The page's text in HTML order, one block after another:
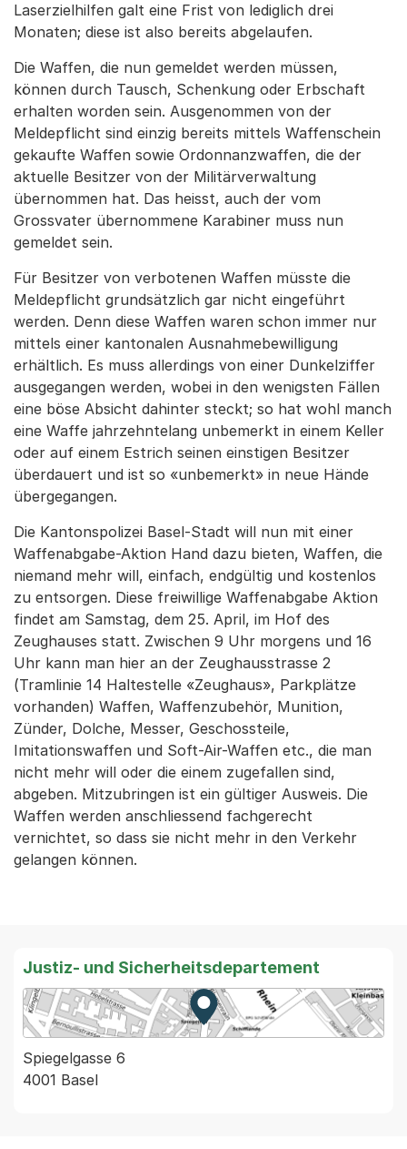
Laserzielhilfen galt eine Frist von lediglich drei
Monaten; diese ist also bereits abgelaufen.
Die Waffen, die nun gemeldet werden müssen,
können durch Tausch, Schenkung oder Erbschaft
erhalten worden sein. Ausgenommen von der
Meldepflicht sind einzig bereits mittels Waffenschein
gekaufte Waffen sowie Ordonnanzwaffen, die der
aktuelle Besitzer von der Militärverwaltung
übernommen hat. Das heisst, auch der vom
Grossvater übernommene Karabiner muss nun
gemeldet sein.
Für Besitzer von verbotenen Waffen müsste die
Meldepflicht grundsätzlich gar nicht eingeführt
werden. Denn diese Waffen waren schon immer nur
mittels einer kantonalen Ausnahmebewilligung
erhältlich. Es muss allerdings von einer Dunkelziffer
ausgegangen werden, wobei in den wenigsten Fällen
eine böse Absicht dahinter steckt; so hat wohl manch
eine Waffe jahrzehntelang unbemerkt in einem Keller
oder auf einem Estrich seinen einstigen Besitzer
überdauert und ist so «unbemerkt» in neue Hände
übergegangen.
Die Kantonspolizei Basel-Stadt will nun mit einer
Waffenabgabe-Aktion Hand dazu bieten, Waffen, die
niemand mehr will, einfach, endgültig und kostenlos
zu entsorgen. Diese freiwillige Waffenabgabe Aktion
findet am Samstag, dem 25. April, im Hof des
Zeughauses statt. Zwischen 9 Uhr morgens und 16
Uhr kann man hier an der Zeughausstrasse 2
(Tramlinie 14 Haltestelle «Zeughaus», Parkplätze
vorhanden) Waffen, Waffenzubehör, Munition,
Zünder, Dolche, Messer, Geschossteile,
Imitationswaffen und Soft-Air-Waffen etc., die man
nicht mehr will oder die einem zugefallen sind,
abgeben. Mitzubringen ist ein gültiger Ausweis. Die
Waffen werden anschliessend fachgerecht
vernichtet, so dass sie nicht mehr in den Verkehr
gelangen können.
Justiz- und Sicherheitsdepartement
Zur Karte von MapBS.
Externer Link, wird in einem
Spiegelgasse 6
4001 Basel